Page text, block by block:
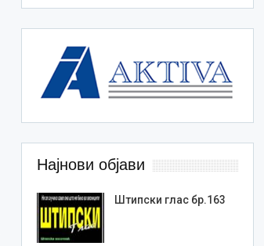
Најнови објави
Штипски глас бр.163